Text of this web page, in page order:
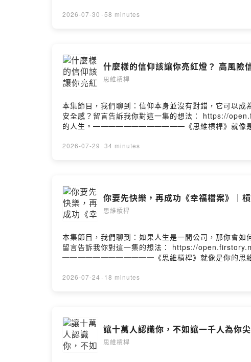
幸和小糾結。要相信，有時候換個想法，整個世界都不
2026-07-30 · 58 minutes
什麼樣的信仰該讓你亮紅燈？ 高風險
思維槓桿
本集節目，我們聊到：信仰本身並沒有對錯，它可以
安全感？留言告訴我你對這一集的想法： https://
的人生。━━━━━━━━━━━━《思維槓桿》就像是你的
自由的人生。（來聽聽看，搞不好你也會發現
2026-07-29 · 34 minutes
你要先快樂，再成功《幸福檔案》｜
思維槓桿
本集節目，我們聊到：如果人生是一間公司，那你會
留言告訴我你對這一集的想法： https://
━━━━━━━━━━━━《思維槓桿》就像是你的思維健身
生。（來聽聽看，搞不好你也會發現：啊，原
2026-07-24 · 18 minutes
讓十萬人認識你，不如讓一千人為你
思維槓桿